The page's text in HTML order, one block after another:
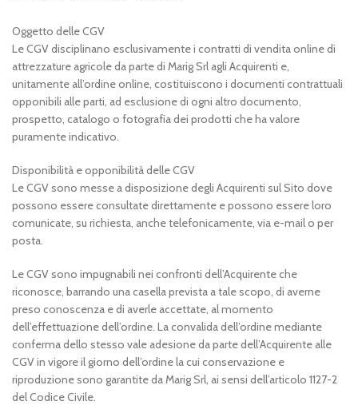
Oggetto delle CGV
Le CGV disciplinano esclusivamente i contratti di vendita online di
attrezzature agricole da parte di Marig Srl agli Acquirenti e,
unitamente all’ordine online, costituiscono i documenti contrattuali
opponibili alle parti, ad esclusione di ogni altro documento,
prospetto, catalogo o fotografia dei prodotti che ha valore
puramente indicativo.
Disponibilità e opponibilità delle CGV
Le CGV sono messe a disposizione degli Acquirenti sul Sito dove
possono essere consultate direttamente e possono essere loro
comunicate, su richiesta, anche telefonicamente, via e-mail o per
posta.
Le CGV sono impugnabili nei confronti dell’Acquirente che
riconosce, barrando una casella prevista a tale scopo, di averne
preso conoscenza e di averle accettate, al momento
dell’effettuazione dell’ordine. La convalida dell’ordine mediante
conferma dello stesso vale adesione da parte dell’Acquirente alle
CGV in vigore il giorno dell’ordine la cui conservazione e
riproduzione sono garantite da Marig Srl, ai sensi dell’articolo 1127-2
del Codice Civile.